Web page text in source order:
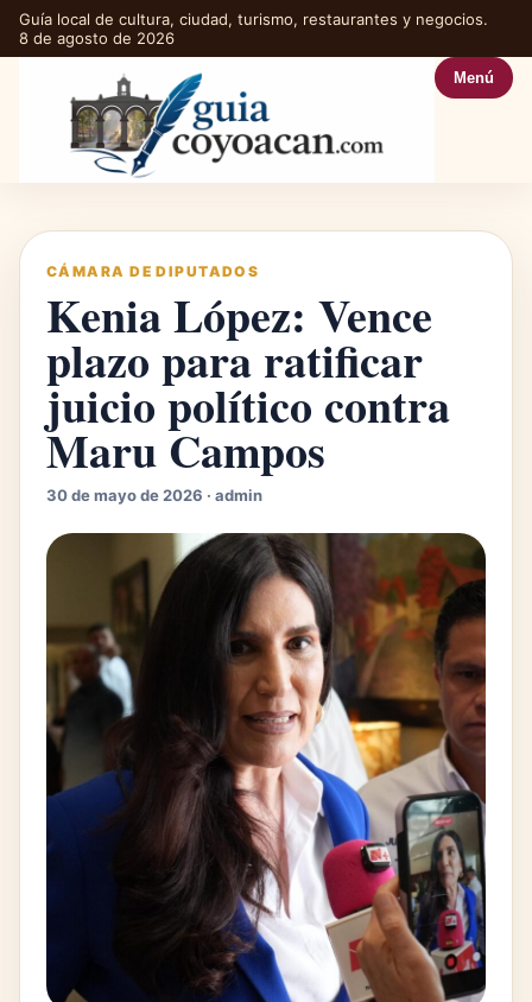
Guía local de cultura, ciudad, turismo, restaurantes y negocios.
8 de agosto de 2026
Menú
CÁMARA DE DIPUTADOS
Kenia López: Vence
plazo para ratificar
juicio político contra
Maru Campos
30 de mayo de 2026 · admin